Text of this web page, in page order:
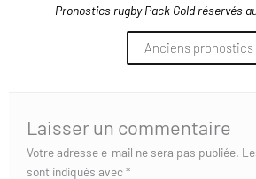
Pronostics rugby Pack Gold réservés
Anciens pronostics
Laisser un commentaire
Votre adresse e-mail ne sera pas publiée.
sont indiqués avec*